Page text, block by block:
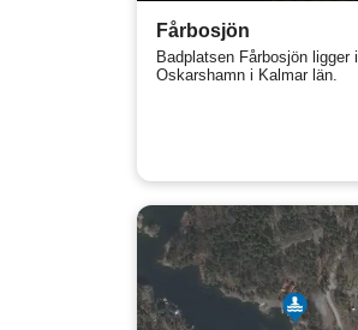
Fårbosjön
Badplatsen Fårbosjön ligger i
Oskarshamn i Kalmar län.